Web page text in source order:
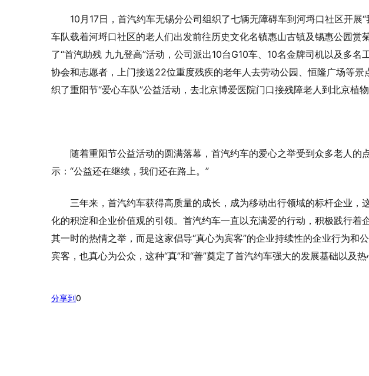
10月17日，首汽约车无锡分公司组织了七辆无障碍车到河埒口社区开展“
车队载着河埒口社区的老人们出发前往历史文化名镇惠山古镇及锡惠公园赏
了“首汽助残 九九登高”活动，公司派出10台G10车、10名金牌司机以及多名
协会和志愿者，上门接送22位重度残疾的老年人去劳动公园、恒隆广场等景
织了重阳节“爱心车队”公益活动，去北京博爱医院门口接残障老人到北京植物
随着重阳节公益活动的圆满落幕，首汽约车的爱心之举受到众多老人的
示：“公益还在继续，我们还在路上。”
三年来，首汽约车获得高质量的成长，成为移动出行领域的标杆企业，
化的积淀和企业价值观的引领。首汽约车一直以充满爱的行动，积极践行着
其一时的热情之举，而是这家倡导“真心为宾客”的企业持续性的企业行为和
宾客，也真心为公众，这种“真”和“善”奠定了首汽约车强大的发展基础以及热
分享到0